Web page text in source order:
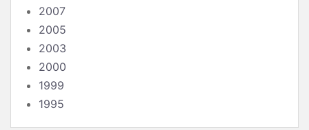
2007
2005
2003
2000
1999
1995